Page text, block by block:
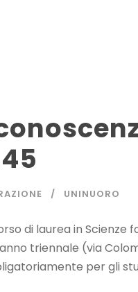
UNINUORO
di laurea in Scienze
triennale (via
per gli